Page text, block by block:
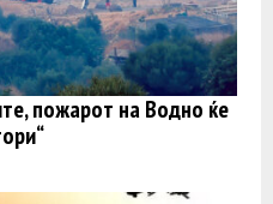
пожарот на Водно ќе